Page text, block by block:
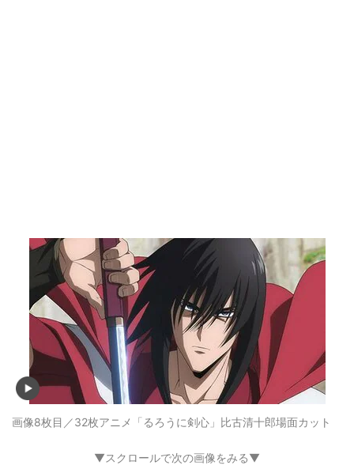
画像8枚目／32枚アニメ「るろうに剣心」比古清十郎場面カット
▼スクロールで次の画像をみる▼